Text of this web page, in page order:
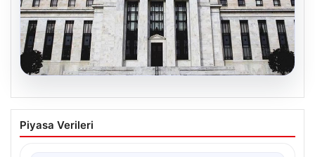
Fed faizi sabit tuttu
Piyasa Verileri